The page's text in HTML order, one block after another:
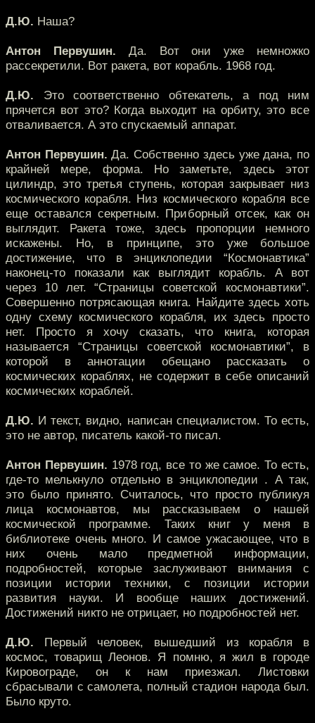
Д.Ю. Наша?
Антон Первушин. Да. Вот они уже немножко
рассекретили. Вот ракета, вот корабль. 1968 год.
Д.Ю. Это соответственно обтекатель, а под ним
прячется вот это? Когда выходит на орбиту, это все
отваливается. А это спускаемый аппарат.
Антон Первушин. Да. Собственно здесь уже дана, по
крайней мере, форма. Но заметьте, здесь этот
цилиндр, это третья ступень, которая закрывает низ
космического корабля. Низ космического корабля все
еще оставался секретным. Приборный отсек, как он
выглядит. Ракета тоже, здесь пропорции немного
искажены. Но, в принципе, это уже большое
достижение, что в энциклопедии “Космонавтика”
наконец-то показали как выглядит корабль. А вот
через 10 лет. “Страницы советской космонавтики”.
Совершенно потрясающая книга. Найдите здесь хоть
одну схему космического корабля, их здесь просто
нет. Просто я хочу сказать, что книга, которая
называется “Страницы советской космонавтики”, в
которой в аннотации обещано рассказать о
космических кораблях, не содержит в себе описаний
космических кораблей.
Д.Ю. И текст, видно, написан специалистом. То есть,
это не автор, писатель какой-то писал.
Антон Первушин. 1978 год, все то же самое. То есть,
где-то мелькнуло отдельно в энциклопедии . А так,
это было принято. Считалось, что просто публикуя
лица космонавтов, мы рассказываем о нашей
космической программе. Таких книг у меня в
библиотеке очень много. И самое ужасающее, что в
них очень мало предметной информации,
подробностей, которые заслуживают внимания с
позиции истории техники, с позиции истории
развития науки. И вообще наших достижений.
Достижений никто не отрицает, но подробностей нет.
Д.Ю. Первый человек, вышедший из корабля в
космос, товарищ Леонов. Я помню, я жил в городе
Кировограде, он к нам приезжал. Листовки
сбрасывали с самолета, полный стадион народа был.
Было круто.